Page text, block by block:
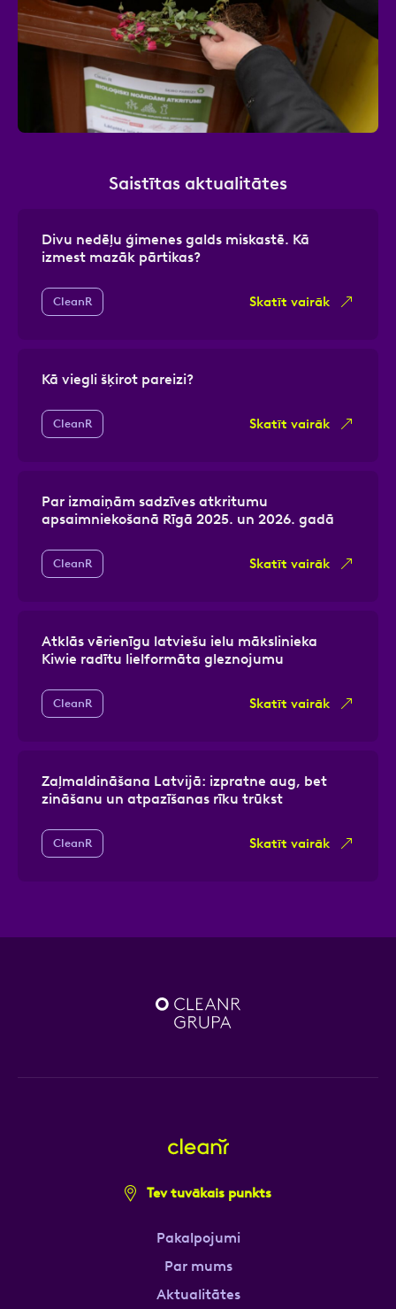
Saistītas aktualitātes
Divu nedēļu ģimenes galds miskastē. Kā
izmest mazāk pārtikas?
CleanR Skatīt vairāk
Kā viegli šķirot pareizi?
CleanR Skatīt vairāk
Par izmaiņām sadzīves atkritumu
apsaimniekošanā Rīgā 2025. un 2026. gadā
CleanR Skatīt vairāk
Atklās vērienīgu latviešu ielu mākslinieka
Kiwie radītu lielformāta gleznojumu
CleanR Skatīt vairāk
Zaļmaldināšana Latvijā: izpratne aug, bet
zināšanu un atpazīšanas rīku trūkst
CleanR Skatīt vairāk
Tev tuvākais punkts
Pakalpojumi
Par mums
Aktualitātes